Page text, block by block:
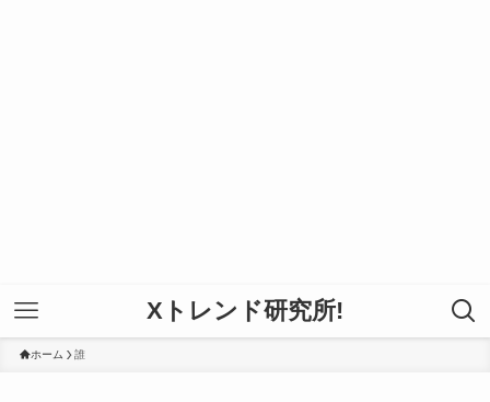
Xトレンド研究所!
ホーム 誰